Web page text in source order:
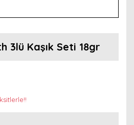
3lü Kaşık Seti 18gr